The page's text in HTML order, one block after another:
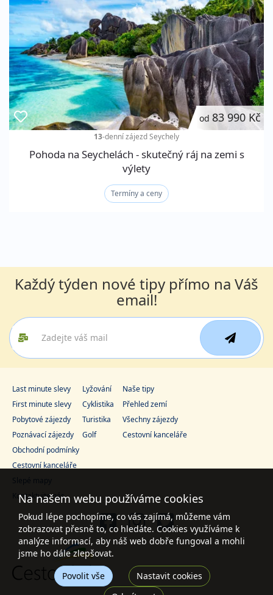
od 83 990 Kč
13-denní zájezdSeychely
Pohoda na Seychelách - skutečný ráj na zemi s
výlety
Termíny a ceny
Každý týden nové tipy přímo na Váš
email!
Last minute slevy
First minute slevy
Pobytové zájezdy
Poznávací zájezdy
Lyžování
Cyklistika
Turistika
Golf
Naše tipy
Přehled zemí
Všechny zájezdy
Cestovní kanceláře
Obchodní podmínky
Cestovní kanceláře
Slepé mapy
Kontaktujte nás
Na našem webu používáme cookies
Pokud lépe pochopíme, co vás zajímá, můžeme vám
zobrazovat přesně to, co hledáte. Cookies využíváme k
analýze informací, aby náš web dobře fungoval a mohli
jsme ho dále zlepšovat.
Povolit vše
Nastavit cookies